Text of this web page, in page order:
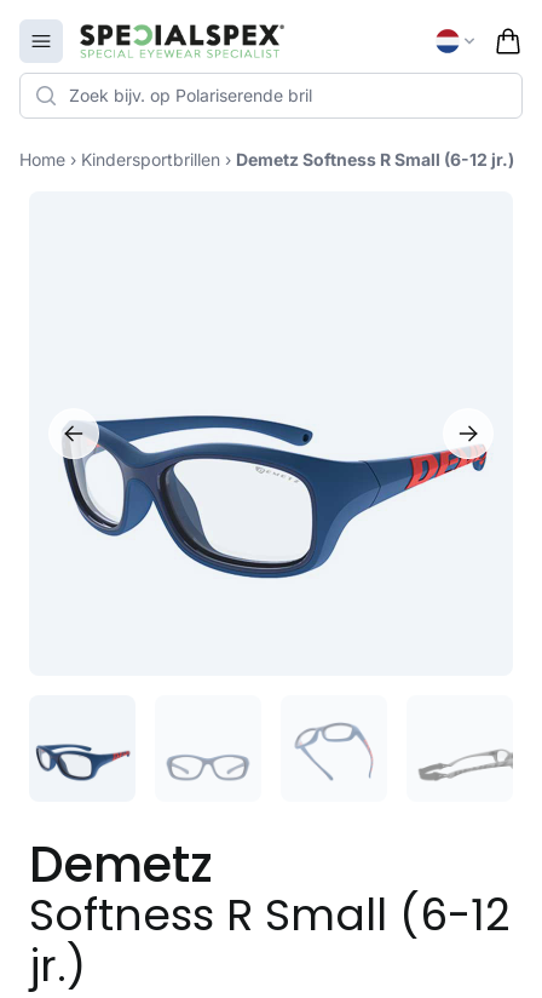
Open menu
Specialspex Logo
Home › Kindersportbrillen › Demetz Softness R Small (6-12 jr.)
Demetz
Softness R Small (6-12
jr.)